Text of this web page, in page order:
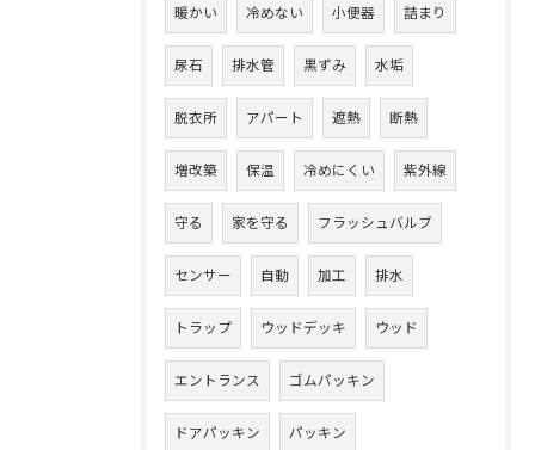
暖かい 冷めない 小便器 詰まり
尿石 排水管 黒ずみ 水垢
脱衣所 アパート 遮熱 断熱
増改築 保温 冷めにくい 紫外線
守る 家を守る フラッシュバルブ
センサー 自動 加工 排水
トラップ ウッドデッキ ウッド
エントランス ゴムパッキン
ドアパッキン パッキン